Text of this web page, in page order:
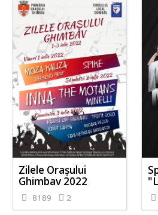
Zilele Orașului
Ghimbav 2022
8189 2